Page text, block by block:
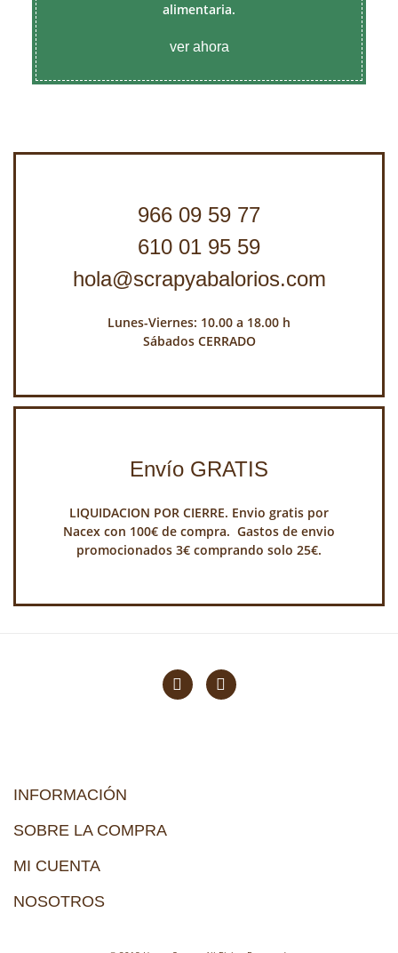
alimentaria.
ver ahora
966 09 59 77
610 01 95 59
hola@scrapyabalorios.com
Lunes-Viernes: 10.00 a 18.00 h
Sábados CERRADO
Envío GRATIS
LIQUIDACION POR CIERRE. Envio gratis por
Nacex con 100€ de compra. Gastos de envio
promocionados 3€ comprando solo 25€.
INFORMACIÓN
SOBRE LA COMPRA
MI CUENTA
NOSOTROS